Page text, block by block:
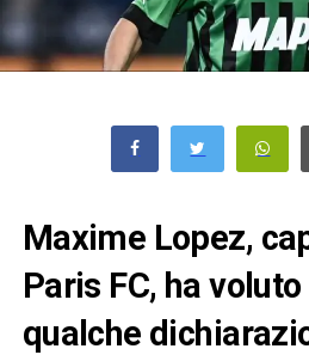
Maxime Lopez,
Paris FC, ha
qualche